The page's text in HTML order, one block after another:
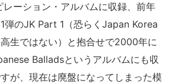
レーション・アルバムに収録、前年
弾のJK Part 1（恐らくJapan Korea
生ではない）と抱合せで2000年に
Balladsというアルバムにも収
が、現在は廃盤になってしまった模